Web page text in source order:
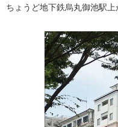
ちょうど地下鉄烏丸御池駅上